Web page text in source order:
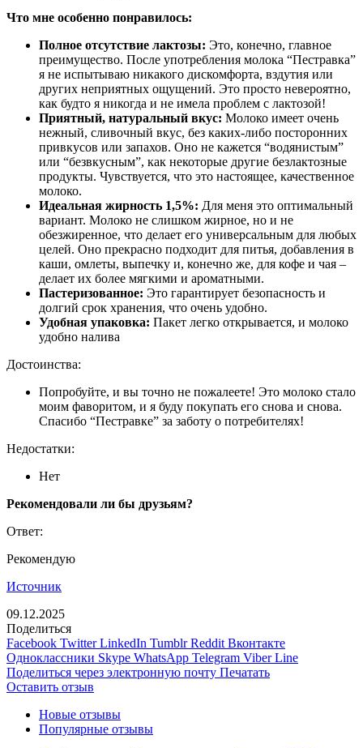
Что мне особенно понравилось:
Полное отсутствие лактозы: Это, конечно, главное
преимущество. После употребления молока “Пестравка”
я не испытываю никакого дискомфорта, вздутия или
других неприятных ощущений. Это просто невероятно,
как будто я никогда и не имела проблем с лактозой!
Приятный, натуральный вкус: Молоко имеет очень
нежный, сливочный вкус, без каких-либо посторонних
привкусов или запахов. Оно не кажется “водянистым”
или “безвкусным”, как некоторые другие безлактозные
продукты. Чувствуется, что это настоящее, качественное
молоко.
Идеальная жирность 1,5%: Для меня это оптимальный
вариант. Молоко не слишком жирное, но и не
обезжиренное, что делает его универсальным для любых
целей. Оно прекрасно подходит для питья, добавления в
каши, омлеты, выпечку и, конечно же, для кофе и чая –
делает их более мягкими и ароматными.
Пастеризованное: Это гарантирует безопасность и
долгий срок хранения, что очень удобно.
Удобная упаковка: Пакет легко открывается, и молоко
удобно налива
Достоинства:
Попробуйте, и вы точно не пожалеете! Это молоко стало
моим фаворитом, и я буду покупать его снова и снова.
Спасибо “Пестравке” за заботу о потребителях!
Недостатки:
Нет
Рекомендовали ли бы друзьям?
Ответ:
Рекомендую
Источник
09.12.2025
Поделиться
Facebook Twitter LinkedIn Tumblr Reddit Вконтакте
Одноклассники Skype WhatsApp Telegram Viber Line
Поделиться через электронную почту Печатать
Оставить отзыв
Новые отзывы
Популярные отзывы